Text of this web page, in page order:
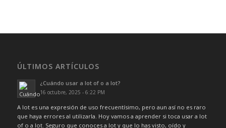
ÚLTIMOS ARTÍCULOS
¿Cuándo usar a lot of o a lot?
16 octubre, 2025 - 6:22 PM
A lot es una expresión de uso frecuentísimo, pero aun así no es raro
que haya errores al utilizarla. Hoy vamos a aprender si toca usar a lot
of o a lot. Seguro que conoces a lot y que lo has visto, oído y